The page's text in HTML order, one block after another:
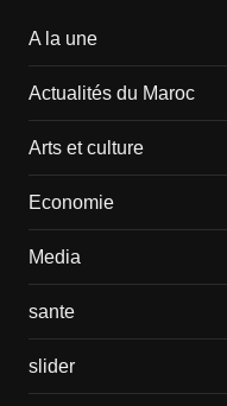
A la une
Actualités du Maroc
Arts et culture
Economie
Media
sante
slider